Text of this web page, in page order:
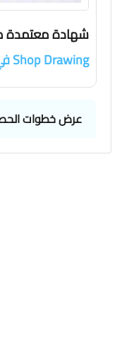
شهادة
Shop Drawing في Advance Steel
عرض خطوات الحصول علي